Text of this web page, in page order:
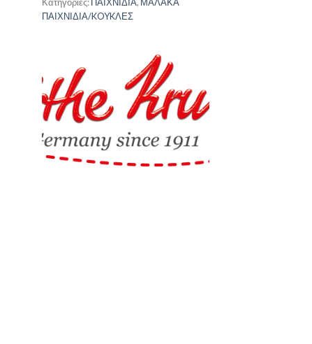
Κατηγορίες:ΠΑΙΧΝΙΔΙΑ, ΜΑΛΑΚΑ
ΠΑΙΧΝΙΔΙΑ/KOYKΛΕΣ